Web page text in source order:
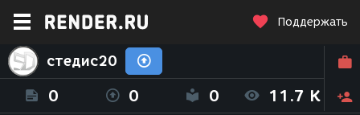
Поддержать
стедис20
0 0 0 11.7 K